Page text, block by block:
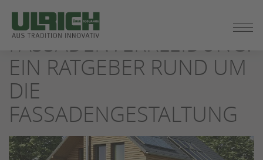
ZUM
SEITENINHALT
SPRINGEN
FASSADENVERKLEIDUNG:
EIN RATGEBER RUND UM
DIE
FASSADENGESTALTUNG